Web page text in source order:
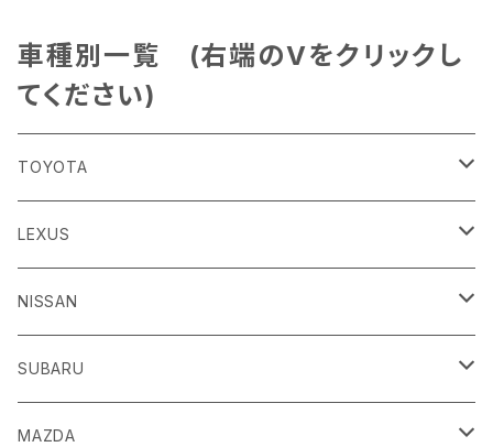
車種別一覧 (右端のVをクリックし
てください)
TOYOTA
86
H24/4～R3/8 ZN6
GR86
R3/10～ ZN8
ｂＢ
H17/12～H28/8 20系
ｂZ４X
LEXUS
ＣＴ
H23/1～R4/11
ＥＳ
H30/10～
ＧＳ
NISSAN
ＡＤ
H18/12～ Y12
ＧＴ－Ｒ
SUBARU
ＢＲＺ
MAZDA